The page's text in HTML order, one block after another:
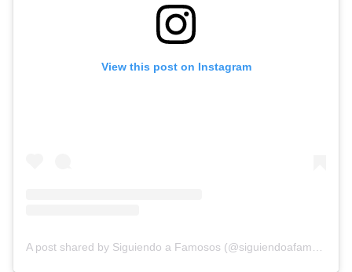
View this post on Instagram